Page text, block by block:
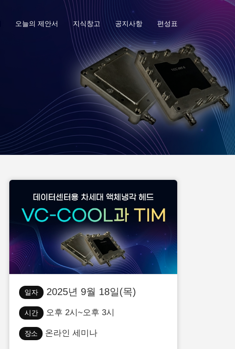
오늘의 제안서 지식창고 공지사항 편성표
일자 2025년 9월 18일(목)
시간 오후 2시~오후 3시
장소 온라인 세미나